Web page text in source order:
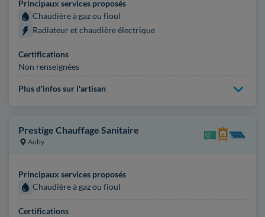
Principaux services proposés
Chaudière à gaz ou fioul
Radiateur et chaudière électrique
Certifications
Non renseignées
Plus d'infos sur l'artisan
Prestige Chauffage Sanitaire
Auby
Principaux services proposés
Chaudière à gaz ou fioul
Certifications